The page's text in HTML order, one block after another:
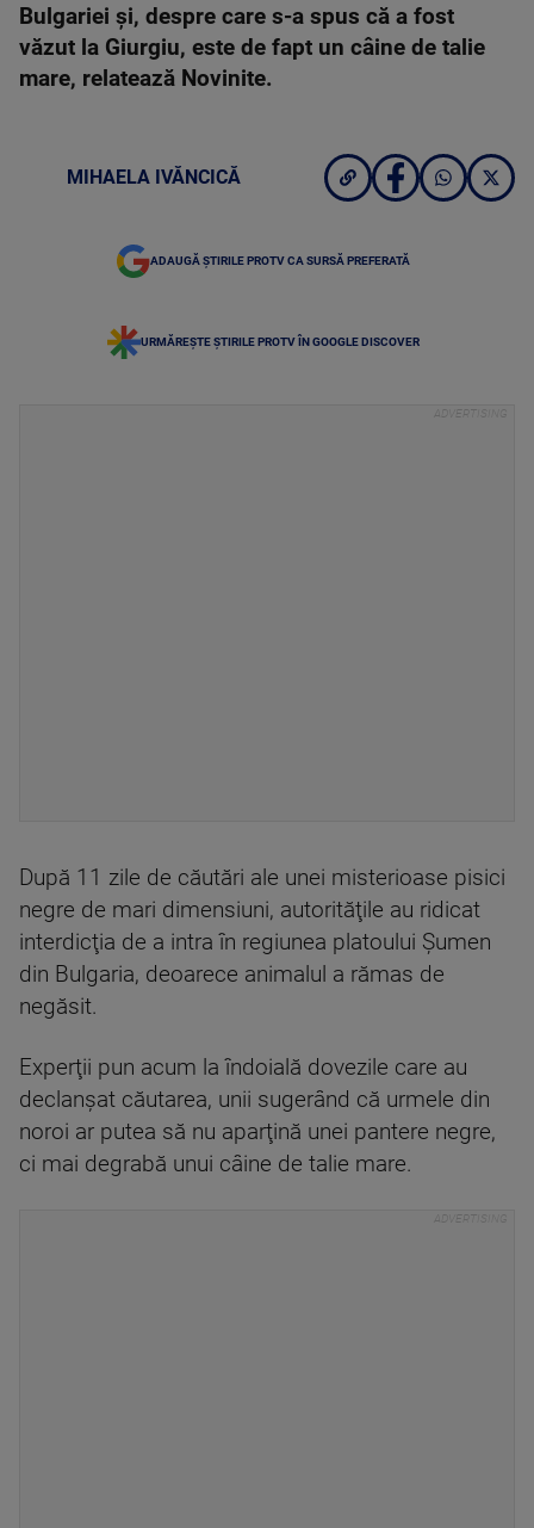
Bulgariei şi, despre care s-a spus că a fost
văzut la Giurgiu, este de fapt un câine de talie
mare, relatează Novinite.
MIHAELA IVĂNCICĂ
ADAUGĂ ȘTIRILE PROTV CA SURSĂ PREFERATĂ
URMĂREȘTE ȘTIRILE PROTV ÎN GOOGLE DISCOVER
După 11 zile de căutări ale unei misterioase pisici
negre de mari dimensiuni, autorităţile au ridicat
interdicţia de a intra în regiunea platoului Şumen
din Bulgaria, deoarece animalul a rămas de
negăsit.
Experţii pun acum la îndoială dovezile care au
declanşat căutarea, unii sugerând că urmele din
noroi ar putea să nu aparţină unei pantere negre,
ci mai degrabă unui câine de talie mare.